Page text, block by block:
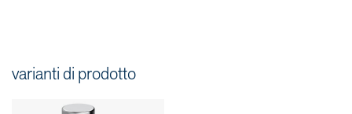
varianti di prodotto